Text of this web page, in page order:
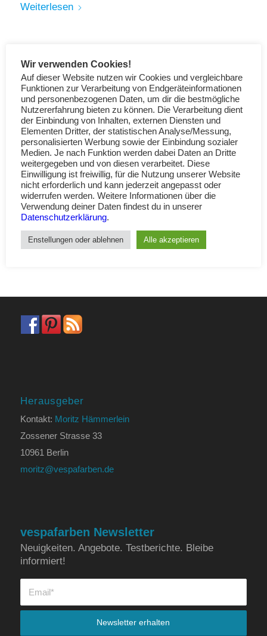
Weiterlesen
DAS VESPA WERKSTATT BRANCHENBUCH
Weiterlesen
Vespa Werkstatt in Hamburg
DAS VESPA WERKSTATT BRANCHENBUCH
Weiterlesen
Seite 6 von 7
Herausgeber
Kontakt: Moritz Hämmerlein
Zossener Strasse 33
10961 Berlin
moritz@vespafarben.de
vespafarben Newsletter
Neuigkeiten. Angebote. Testberichte. Bleibe
informiert!
Wir verwenden Cookies!
Auf dieser Website nutzen wir Cookies und vergleichbare
Funktionen zur Verarbeitung von Endgeräteinformationen
und personenbezogenen Daten, um dir die bestmögliche
Nutzererfahrung bieten zu können. Die Verarbeitung dient
der Einbindung von Inhalten, externen Diensten und
Elementen Dritter, der statistischen Analyse/Messung,
personalisierten Werbung sowie der Einbindung sozialer
Medien. Je nach Funktion werden dabei Daten an Dritte
weitergegeben und von diesen verarbeitet. Diese
Einwilligung ist freiwillig, für die Nutzung unserer Website
nicht erforderlich und kann jederzeit angepasst oder
widerrufen werden. Weitere Informationen über die
Verwendung deiner Daten findest du in unserer
Datenschutzerklärung.
Enstellungen oder ablehnen Alle akzeptieren